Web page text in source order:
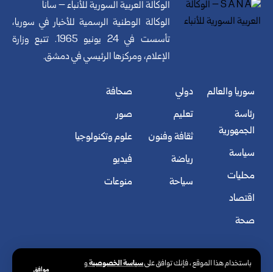
باستخدام هذا الموقع ، فإنك توافق علىسياسة الخصوصيةو
موافق
الوكالة العربية السورية للأنباء – سانا
الوكالة الوطنية الرسمية للأخبار في سوريا،
تأسست في 24 يونيو 1965. تتبع وزارة
الإعلام، ومركزها الرئيسي في دمشق.
سوريا والعالم
رئاسة
الجمهورية
سياسة
محليات
اقتصاد
صحة
دولي
تعليم
ثقافة وفنون
رياضة
سياحة
صحافة
صور
علوم وتكنولوجيا
فيديو
منوعات